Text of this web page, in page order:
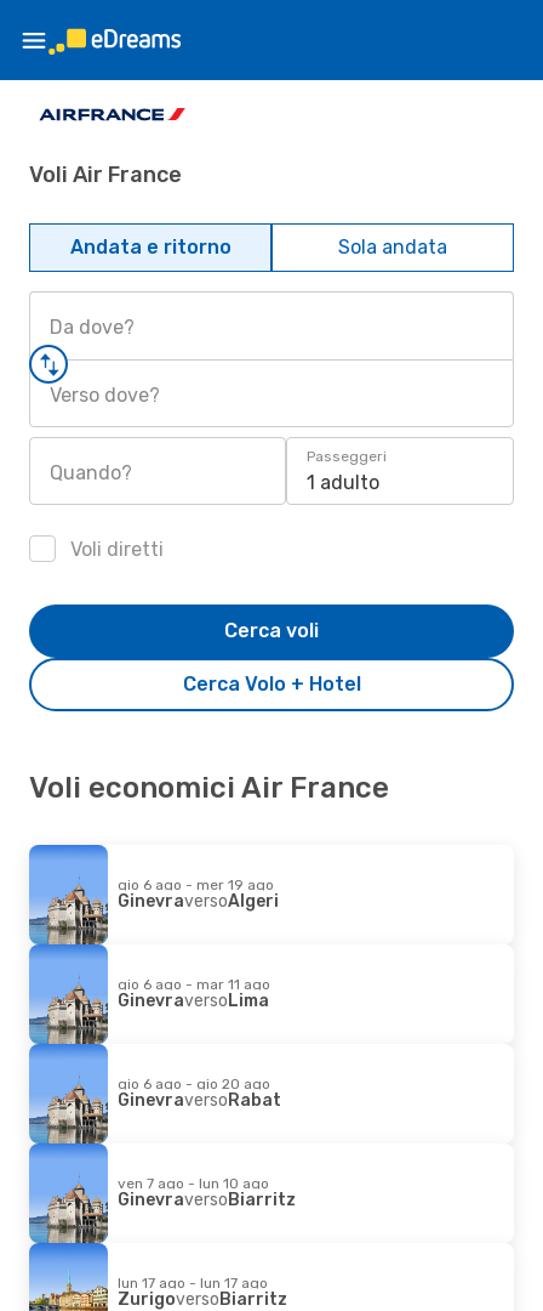
Voli Air France
Andata e ritorno Sola andata
Da dove?
Verso dove?
Quando?
Passeggeri
1 adulto
Voli diretti
Cerca Volo + Hotel
Cerca voli
Voli economici Air France
gio 6 ago - mer 19 ago
GinevraversoAlgeri
gio 6 ago - mar 11 ago
GinevraversoLima
gio 6 ago - gio 20 ago
GinevraversoRabat
ven 7 ago - lun 10 ago
GinevraversoBiarritz
lun 17 ago - lun 17 ago
ZurigoversoBiarritz